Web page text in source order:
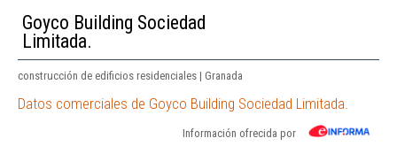
Goyco Building Sociedad
Limitada.
construcción de edificios residenciales | Granada
Datos comerciales de Goyco Building Sociedad Limitada.
Información ofrecida por